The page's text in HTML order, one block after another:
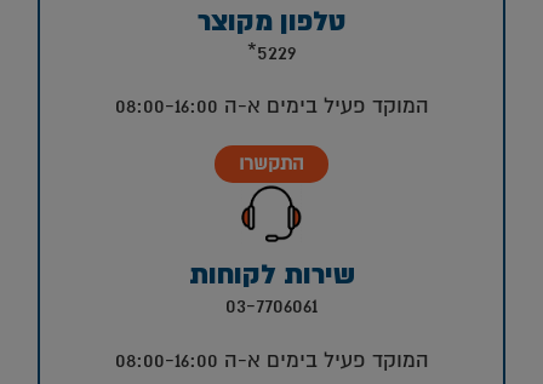
טלפון מקוצר
5229*
המוקד פעיל בימים א-ה 08:00-16:00
התקשרו
שירות לקוחות
03-7706061
המוקד פעיל בימים א-ה 08:00-16:00